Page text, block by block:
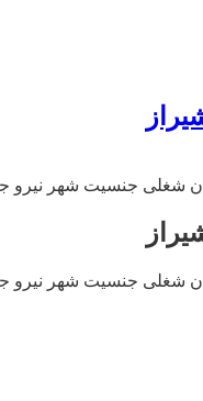
شهر نیرو جهت
شهر نیرو جهت